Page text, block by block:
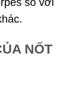
NỐT